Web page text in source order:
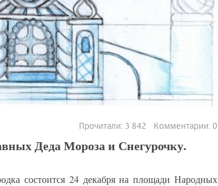
Прочитали: 3 842 Комментарии: 0
Деда Мороза и Снегурочку.
состоится 24 декабря на площади Народных